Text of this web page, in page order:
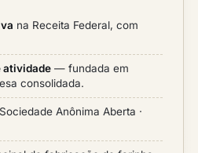
na Receita Federal, com
atividade — fundada em
consolidada.
Sociedade Anônima Aberta ·